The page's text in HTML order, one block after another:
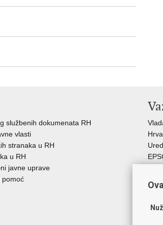
službenih dokumenata RH
vlasti
stranaka u RH
u RH
javne uprave
pomoć